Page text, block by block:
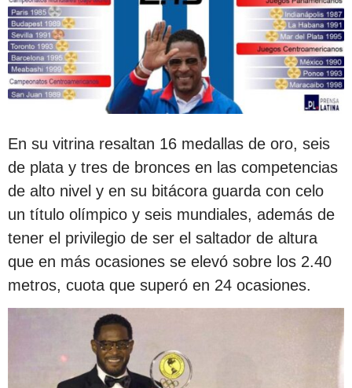
En su vitrina resaltan 16 medallas de oro, seis
de plata y tres de bronces en las competencias
de alto nivel y en su bitácora guarda con celo
un título olímpico y seis mundiales, además de
tener el privilegio de ser el saltador de altura
que en más ocasiones se elevó sobre los 2.40
metros, cuota que superó en 24 ocasiones.